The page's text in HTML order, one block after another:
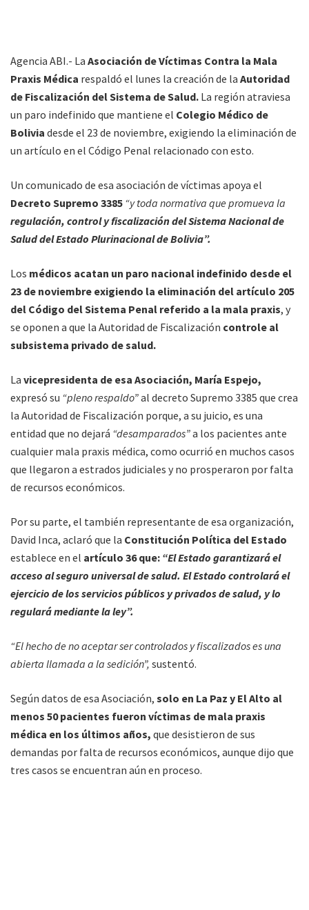
Agencia ABI.- La Asociación de Víctimas Contra la Mala
Praxis Médica respaldó el lunes la creación de la Autoridad
de Fiscalización del Sistema de Salud. La región atraviesa
un paro indefinido que mantiene el Colegio Médico de
Bolivia desde el 23 de noviembre, exigiendo la eliminación de
un artículo en el Código Penal relacionado con esto.
Un comunicado de esa asociación de víctimas apoya el
Decreto Supremo 3385 “y toda normativa que promueva la
regulación, control y fiscalización del Sistema Nacional de
Salud del Estado Plurinacional de Bolivia”.
Los médicos acatan un paro nacional indefinido desde el
23 de noviembre exigiendo la eliminación del artículo 205
del Código del Sistema Penal referido a la mala praxis, y
se oponen a que la Autoridad de Fiscalización controle al
subsistema privado de salud.
La vicepresidenta de esa Asociación, María Espejo,
expresó su “pleno respaldo”al decreto Supremo 3385 que crea
la Autoridad de Fiscalización porque, a su juicio, es una
entidad que no dejará “desamparados”a los pacientes ante
cualquier mala praxis médica, como ocurrió en muchos casos
que llegaron a estrados judiciales y no prosperaron por falta
de recursos económicos.
Por su parte, el también representante de esa organización,
David Inca, aclaró que la Constitución Política del Estado
establece en el artículo 36 que: “El Estado garantizará el
acceso al seguro universal de salud. El Estado controlará el
ejercicio de los servicios públicos y privados de salud, y lo
regulará mediante la ley”.
“El hecho de no aceptar ser controlados y fiscalizados es una
abierta llamada a la sedición”, sustentó.
Según datos de esa Asociación, solo en La Paz y El Alto al
menos 50 pacientes fueron víctimas de mala praxis
médica en los últimos años, que desistieron de sus
demandas por falta de recursos económicos, aunque dijo que
tres casos se encuentran aún en proceso.